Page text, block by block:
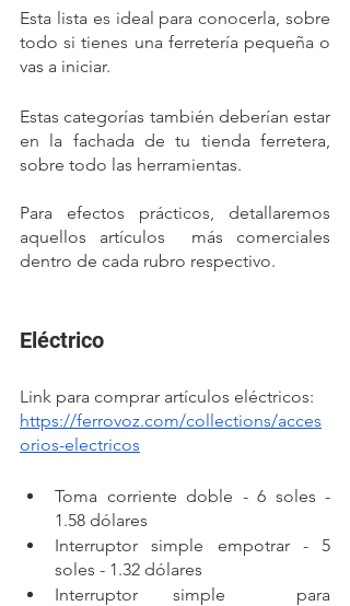
Esta lista es ideal para conocerla, sobre
todo si tienes una ferretería pequeña o
vas a iniciar.
Estas categorías también deberían estar
en la fachada de tu tienda ferretera,
sobre todo las herramientas.
Para efectos prácticos, detallaremos
aquellos artículos  más comerciales
dentro de cada rubro respectivo.
Eléctrico
Link para comprar artículos eléctricos:
https://ferrovoz.com/collections/acces
orios-electricos
Toma corriente doble - 6 soles -
1.58 dólares
Interruptor simple empotrar - 5
soles - 1.32 dólares
Interruptor simple  para